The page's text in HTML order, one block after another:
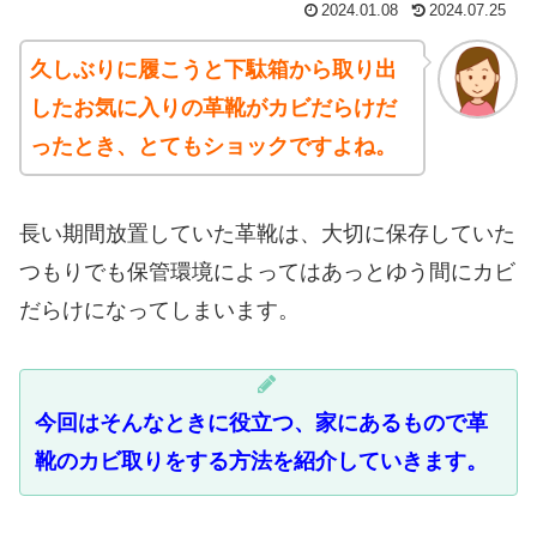
2024.01.08 2024.07.25
久しぶりに履こうと下駄箱から取り出
したお気に入りの革靴がカビだらけだ
ったとき、とてもショックですよね。
長い期間放置していた革靴は、大切に保存していた
つもりでも保管環境によってはあっとゆう間にカビ
だらけになってしまいます。
今回はそんなときに役立つ、家にあるもので革
靴のカビ取りをする方法を紹介していきます。